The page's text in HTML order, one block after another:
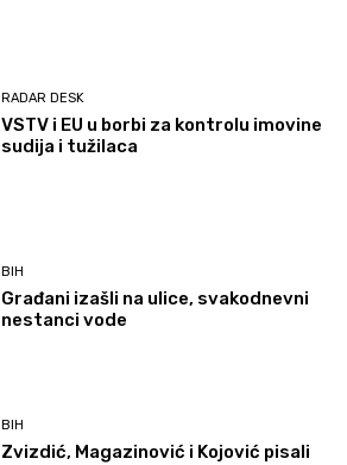
RADAR DESK
VSTV i EU u borbi za kontrolu imovine
sudija i tužilaca
BIH
Građani izašli na ulice, svakodnevni
nestanci vode
BIH
Zvizdić, Magazinović i Kojović pisali